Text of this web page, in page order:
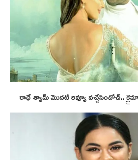
రాధే శ్యామ్ మొదటి రివ్యూ వచ్చేసిందోచ్..